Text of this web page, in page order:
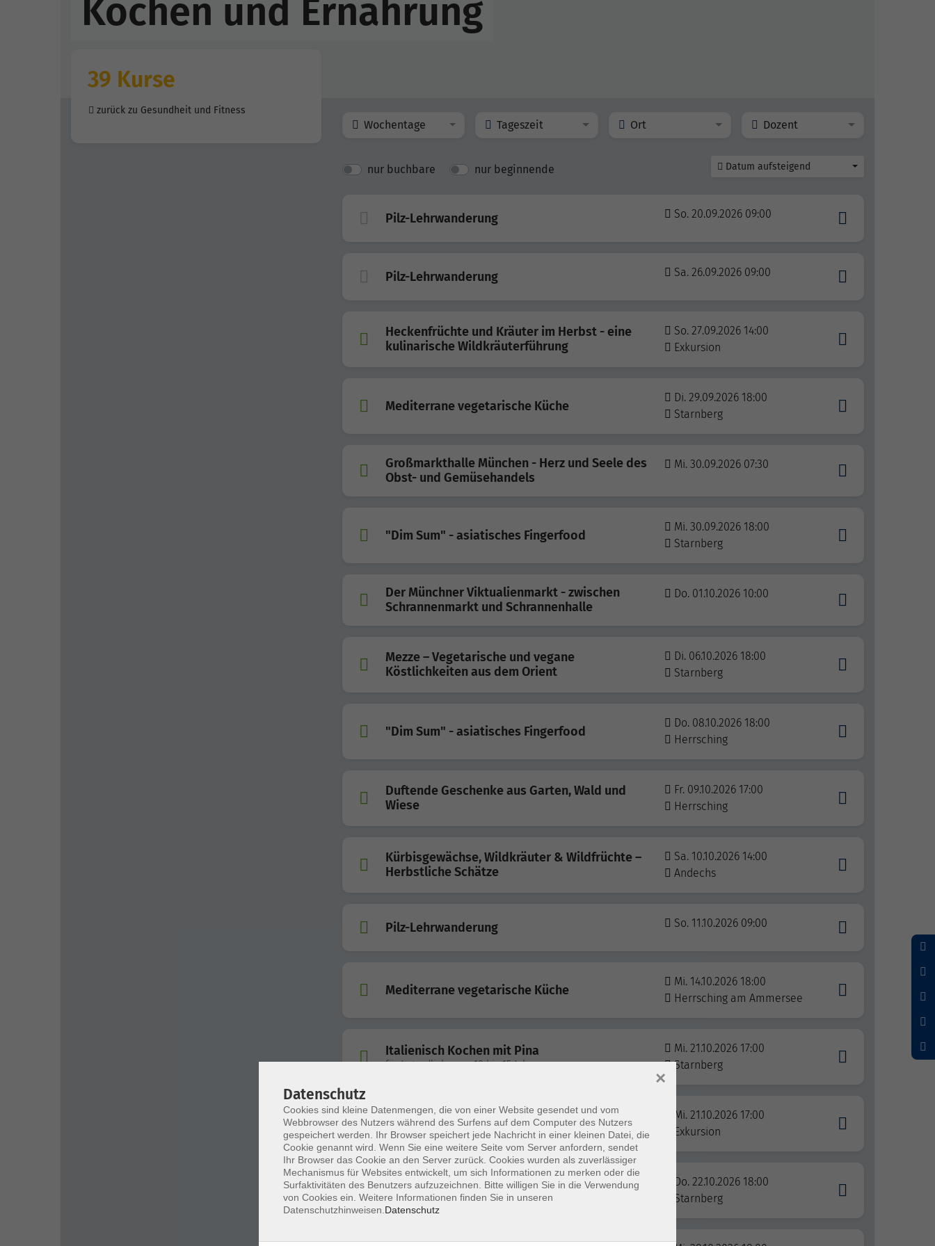
Kochen und Ernährung
39 Kurse
zurück zu Gesundheit und Fitness
Wochentage Tageszeit Ort Dozent
nur buchbare nur beginnende Datum aufsteigend
Pilz-Lehrwanderung So. 20.09.2026 09:00
Pilz-Lehrwanderung Sa. 26.09.2026 09:00
Heckenfrüchte und Kräuter im Herbst - eine
kulinarische Wildkräuterführung
So. 27.09.2026 14:00
Exkursion
Mediterrane vegetarische Küche
Di. 29.09.2026 18:00
Starnberg
Großmarkthalle München - Herz und Seele des
Obst- und Gemüsehandels
Mi. 30.09.2026 07:30
"Dim Sum" - asiatisches Fingerfood
Mi. 30.09.2026 18:00
Starnberg
Der Münchner Viktualienmarkt - zwischen
Schrannenmarkt und Schrannenhalle
Do. 01.10.2026 10:00
Mezze – Vegetarische und vegane
Köstlichkeiten aus dem Orient
Di. 06.10.2026 18:00
Starnberg
"Dim Sum" - asiatisches Fingerfood
Do. 08.10.2026 18:00
Herrsching
Duftende Geschenke aus Garten, Wald und
Wiese
Fr. 09.10.2026 17:00
Herrsching
Kürbisgewächse, Wildkräuter & Wildfrüchte –
Herbstliche Schätze
Sa. 10.10.2026 14:00
Andechs
Pilz-Lehrwanderung So. 11.10.2026 09:00
Mediterrane vegetarische Küche
Mi. 14.10.2026 18:00
Herrsching am Ammersee
Italienisch Kochen mit Pina
für Jugendliche von 10 bis 15 Jahren
Mi. 21.10.2026 17:00
Starnberg
Besichtigung des Bürgerenergieparks am
Oberen Hirschberg in Tutzing
Mi. 21.10.2026 17:00
Exkursion
Asiatisch Kochen mit dem Wok
Do. 22.10.2026 18:00
Starnberg
Datenschutz
Cookies sind kleine Datenmengen, die von einer Website gesendet und vom
Webbrowser des Nutzers während des Surfens auf dem Computer des Nutzers
gespeichert werden. Ihr Browser speichert jede Nachricht in einer kleinen Datei, die
Cookie genannt wird. Wenn Sie eine weitere Seite vom Server anfordern, sendet
Ihr Browser das Cookie an den Server zurück. Cookies wurden als zuverlässiger
Mechanismus für Websites entwickelt, um sich Informationen zu merken oder die
Surfaktivitäten des Benutzers aufzuzeichnen. Bitte willigen Sie in die Verwendung
von Cookies ein. Weitere Informationen finden Sie in unseren
Datenschutzhinweisen. Datenschutz
×